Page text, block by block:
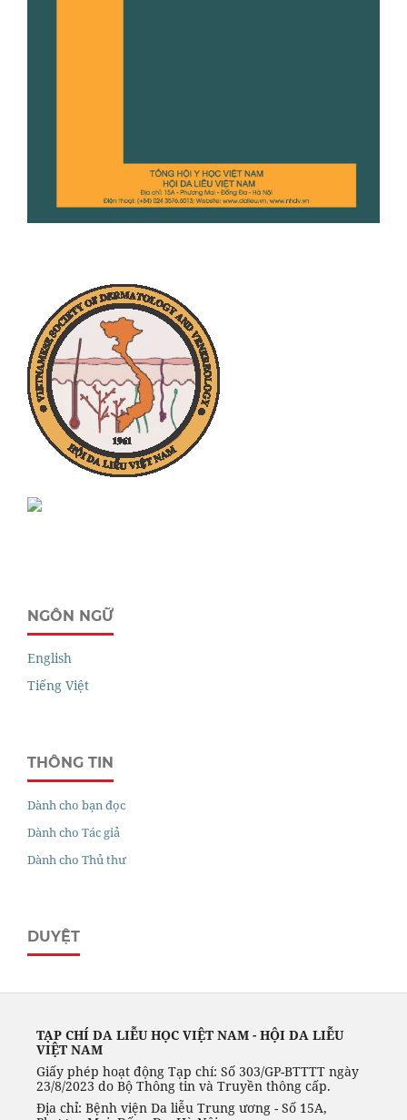
NGÔN NGỮ
English
Tiếng Việt
THÔNG TIN
Dành cho bạn đọc
Dành cho Tác giả
Dành cho Thủ thư
DUYỆT
TẠP CHÍ DA LIỄU HỌC VIỆT NAM - HỘI DA LIỄU
VIỆT NAM
Giấy phép hoạt động Tạp chí: Số 303/GP-BTTTT ngày
23/8/2023 do Bộ Thông tin và Truyền thông cấp.
Địa chỉ: Bệnh viện Da liễu Trung ương - Số 15A,